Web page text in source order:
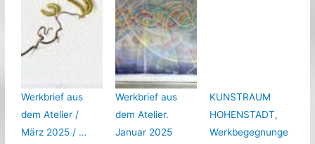
Werkbrief aus
dem Atelier /
März 2025 / …
Werkbrief aus
dem Atelier.
Januar 2025
KUNSTRAUM
HOHENSTADT,
Werkbegegnunge